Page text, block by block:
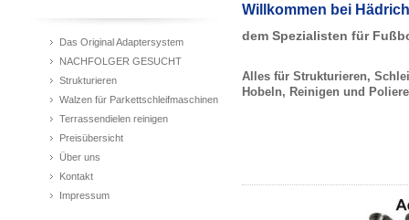
Das Original Adaptersystem
NACHFOLGER GESUCHT
Strukturieren
Walzen für Parkettschleifmaschinen
Terrassendielen reinigen
Preisübersicht
Über uns
Kontakt
Impressum
Willkommen bei
dem Spezialisten für
Alles für Strukturieren,
Hobeln, Reinigen und